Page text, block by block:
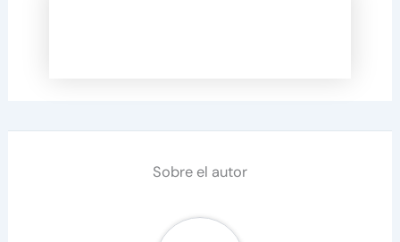
Sobre el autor